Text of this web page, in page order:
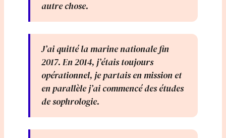
autre chose.
J’ai quitté la marine nationale fin
2017. En 2014, j’étais toujours
opérationnel, je partais en mission et
en parallèle j’ai commencé des études
de sophrologie.